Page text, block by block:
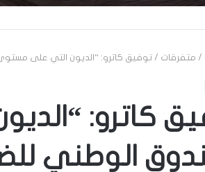
/ متفرقات / توفيق كاترو: “الديون التي على مستوى
كاترو:
الوطني